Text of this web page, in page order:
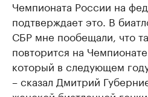
Чемпионата России на
подтверждает это. В
СБР мне пообещали, что
повторится на
который в следующем
– сказал Дмитрий